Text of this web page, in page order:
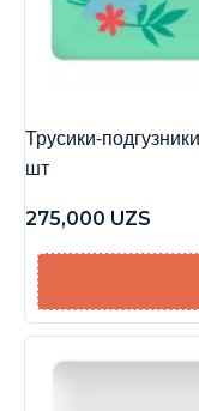
Трусики-
шт
275,000 UZS